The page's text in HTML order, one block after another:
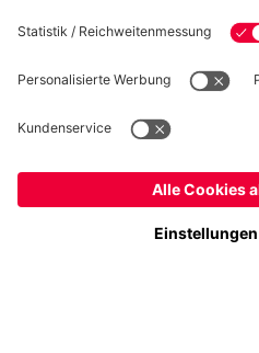
Cookie
Preise inklusive MwSt.
© FC Bayern
FC Bayern München AG,
Ja,Österreich, um
Weltweit, um